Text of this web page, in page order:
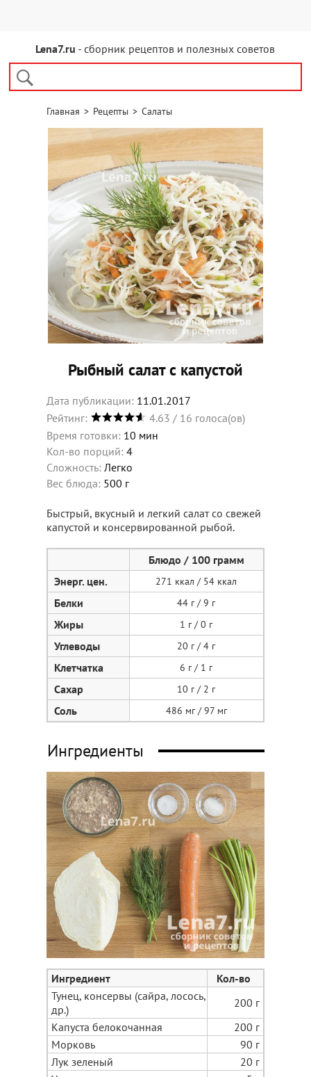
Lena7.ru - сборник рецептов и полезных советов
Главная > Рецепты> Салаты
Рыбный салат с капустой
11.01.2017
4.63 / 16 голоса(ов)
Время готовки: 10 мин
Кол-во порций: 4
Сложность: Легко
Вес блюда: 500 г
Быстрый, вкусный и легкий салат со свежей
капустой и консервированной рыбой.
Блюдо / 100 грамм
Энерг. цен.
271 ккал / 54 ккал
Белки 44 г / 9 г
Жиры 1 г / 0 г
Углеводы 20 г / 4 г
Клетчатка 6 г / 1 г
Сахар 10 г / 2 г
Соль 486 мг / 97 мг
Ингредиенты
Ингредиент
Кол-во
Тунец, консервы (сайра, лосось,
др.)
200 г
Капуста белокочанная
200 г
Морковь
90 г
Лук зеленый
20 г